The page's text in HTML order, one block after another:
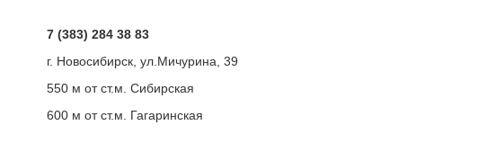
7 (383) 284 38 83
г. Новосибирск, ул.Мичурина, 39
550 м от ст.м. Сибирская
600 м от ст.м. Гагаринская